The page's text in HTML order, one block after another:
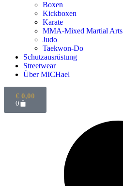
Boxen
Kickboxen
Karate
MMA-Mixed Martial Arts
Judo
Taekwon-Do
Schutzausrüstung
Streetwear
Über MICHael
€ 0,00
0